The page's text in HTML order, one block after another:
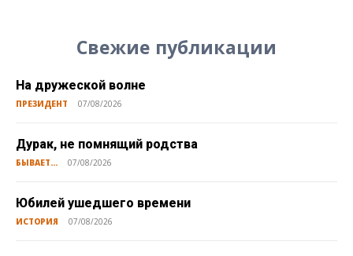
Свежие публикации
На дружеской волне
ПРЕЗИДЕНТ 07/08/2026
Дурак, не помнящий родства
БЫВАЕТ... 07/08/2026
Юбилей ушедшего времени
ИСТОРИЯ 07/08/2026